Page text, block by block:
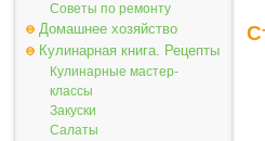
Советы по ремонту
Домашнее хозяйство
Кулинарная книга. Рецепты
Кулинарные мастер-
классы
Закуски
Салаты